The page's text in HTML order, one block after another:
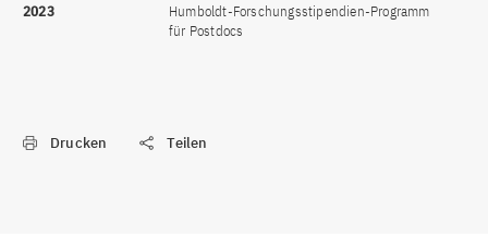
2023
Humboldt-Forschungsstipendien-Programm
für Postdocs
Drucken Teilen